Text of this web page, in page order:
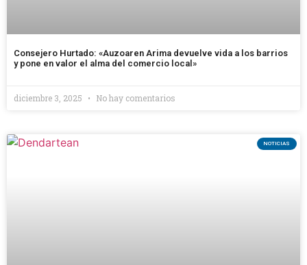
Consejero Hurtado: «Auzoaren Arima devuelve vida a los barrios
y pone en valor el alma del comercio local»
diciembre 3, 2025 No hay comentarios
NOTICIAS